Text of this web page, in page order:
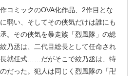
コミックのOVA化作品、2作目とな
弱い、そしてその侠気だけは誰にも
。その侠気を暴走族「烈風隊」の総
乃丞は、二代目総長として任命され
就任式……だがそこで紋乃丞は、特
だった。犯人は同じく烈風隊の「卍